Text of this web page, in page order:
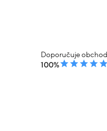
Doporučuje obchod
100%